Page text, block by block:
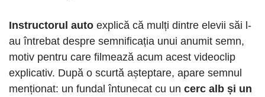
Instructorul auto explică că mulți dintre elevii săi l-
au întrebat despre semnificația unui anumit semn,
motiv pentru care filmează acum acest videoclip
explicativ. După o scurtă așteptare, apare semnul
menționat: un fundal întunecat cu un cerc alb și un